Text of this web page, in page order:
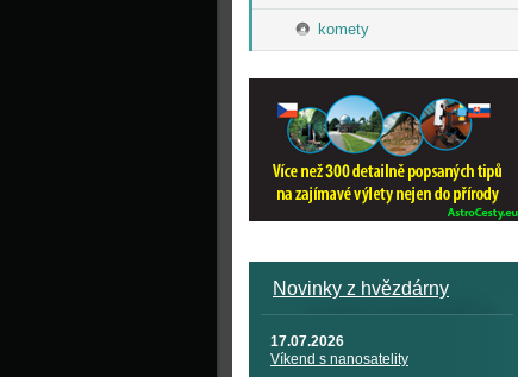
komety
Novinky z hvězdárny
17.07.2026
Víkend s nanosatelity